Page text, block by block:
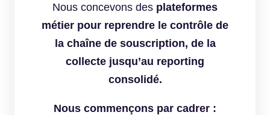
Nous concevons des plateformes
métier pour reprendre le contrôle de
la chaîne de souscription, de la
collecte jusqu’au reporting
consolidé.
Nous commençons par cadrer :